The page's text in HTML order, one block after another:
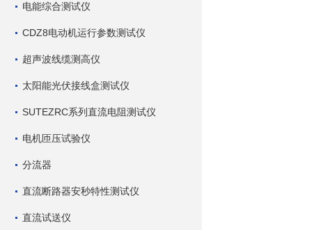
电能综合测试仪
CDZ8电动机运行参数测试仪
超声波线缆测高仪
太阳能光伏接线盒测试仪
SUTEZRC系列直流电阻测试仪
电机匝压试验仪
分流器
直流断路器安秒特性测试仪
直流试送仪